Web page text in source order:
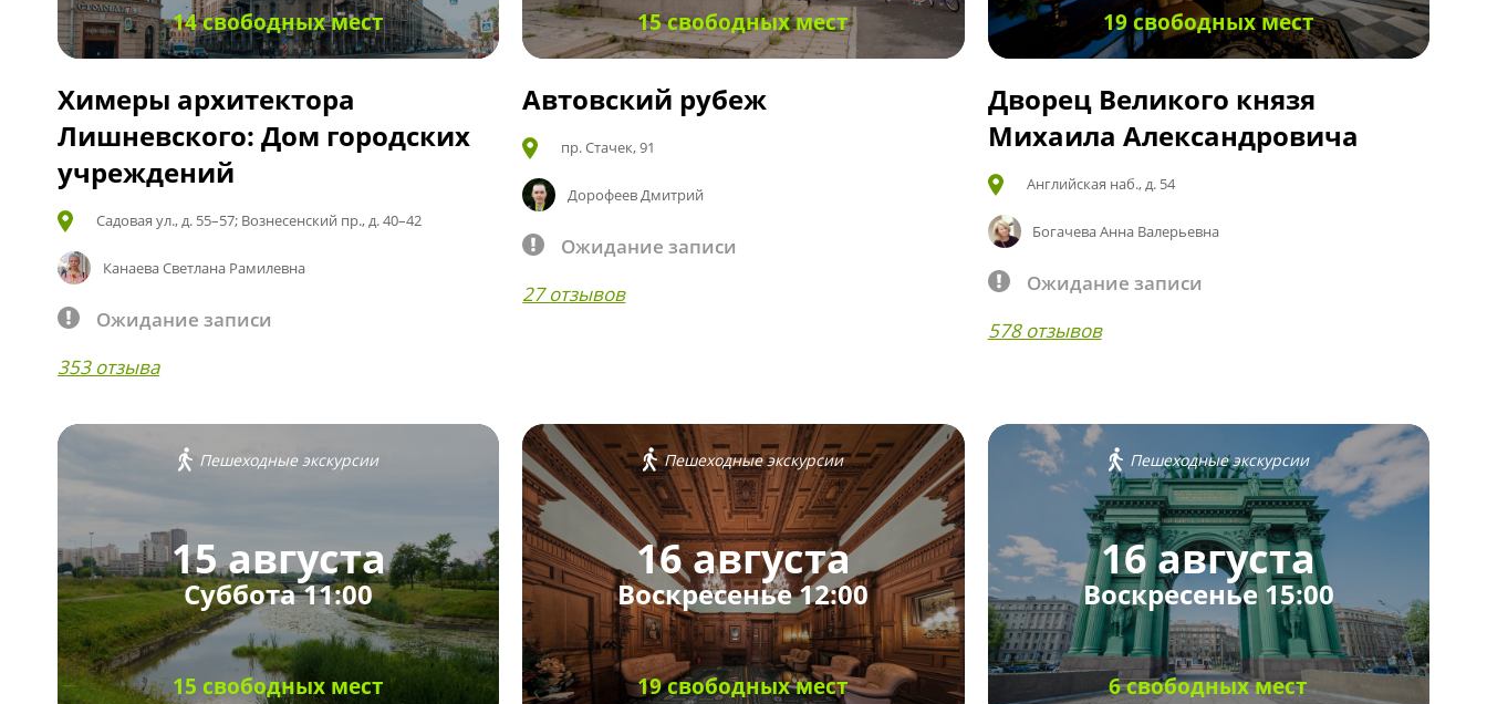
14 свободных мест
Химеры архитектора
Лишневского: Дом городских
учреждений
Садовая ул., д. 55–57; Вознесенский пр., д. 40–42
Канаева Светлана Рамилевна
Ожидание записи
353 отзыва
15 свободных мест
Автовский рубеж
пр. Стачек, 91
Дорофеев Дмитрий
Ожидание записи
27 отзывов
19 свободных мест
Дворец Великого князя
Михаила Александровича
Английская наб., д. 54
Богачева Анна Валерьевна
Ожидание записи
578 отзывов
Пешеходные экскурсии
15 августа
Суббота 11:00
15 свободных мест
Пешеходные экскурсии
16 августа
Воскресенье 12:00
19 свободных мест
Пешеходные экскурсии
16 августа
Воскресенье 15:00
6 свободных мест